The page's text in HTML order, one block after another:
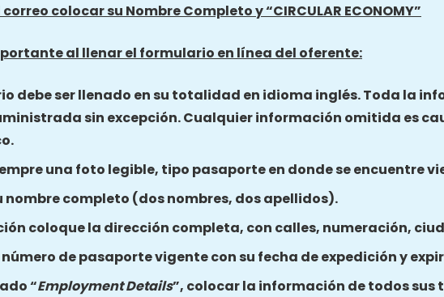
colocar su Nombre Completo y “CIRCULAR ECONOMY”
al llenar el formulario en línea del oferente:
debe ser llenado en su totalidad en idioma inglés. Toda la
sin excepción. Cualquier información omitida es
una foto legible, tipo pasaporte en donde se encuentre
nombre completo (dos nombres, dos apellidos).
coloque la dirección completa, con calles, numeración,
de pasaporte vigente con su fecha de expedición y
“Employment Details”, colocar la información de todos sus